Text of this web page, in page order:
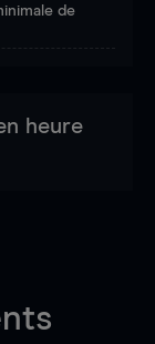
de
heure